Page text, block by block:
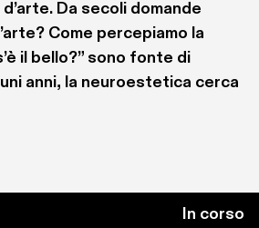
Da secoli domande
Come percepiamo la
il bello?” sono fonte di
anni, la neuroestetica cerca
di studi volti a
nel 2001 L’Istituto di
In corso